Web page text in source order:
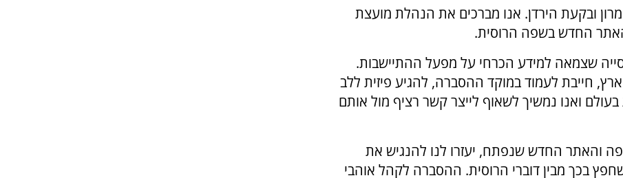
ובקעת הירדן. אנו מברכים את הנהלת מועצת
האתר החדש בשפה הרוסית.
שצמאה למידע הכרחי על מפעל ההתיישבות.
חייבת לעמוד במוקד ההסברה, להגיע פיזית ללב
בעולם ואנו נמשיך לשאוף לייצר קשר רציף מול אותם
והאתר החדש שנפתח, יעזרו לנו להנגיש את
בכך מבין דוברי הרוסית. ההסברה לקהל אוהבי